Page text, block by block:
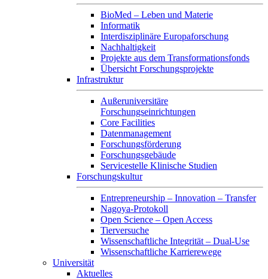
BioMed – Leben und Materie
Informatik
Interdisziplinäre Europaforschung
Nachhaltigkeit
Projekte aus dem Transformationsfonds
Übersicht Forschungsprojekte
Infrastruktur
Außeruniversitäre
Forschungseinrichtungen
Core Facilities
Datenmanagement
Forschungsförderung
Forschungsgebäude
Servicestelle Klinische Studien
Forschungskultur
Entrepreneurship – Innovation – Transfer
Nagoya-Protokoll
Open Science – Open Access
Tierversuche
Wissenschaftliche Integrität – Dual-Use
Wissenschaftliche Karrierewege
Universität
Aktuelles